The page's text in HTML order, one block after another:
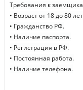
Требования к
• Возраст от 18 до 80
• Гражданство РФ.
• Наличие паспорта.
• Регистрация в РФ.
• Постоянная работа.
• Наличие телефона.